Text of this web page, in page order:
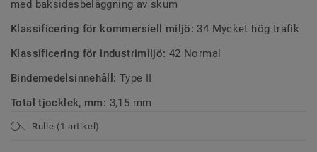
med baksidesbeläggning av skum
Klassificering för kommersiell miljö: 34 Mycket hög trafik
Klassificering för industrimiljö: 42 Normal
Bindemedelsinnehåll: Type II
Total tjocklek, mm: 3,15 mm
Rulle (1 artikel)